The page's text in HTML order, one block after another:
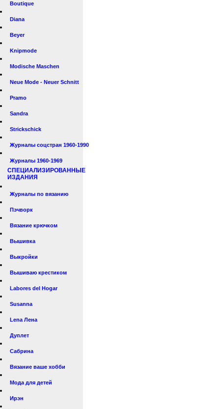
Boutique
Diana
Beyer
Knipmode
Modische Maschen
Neue Mode - Neuer Schnitt
Pramo
Sandra
Strickschick
Журналы соцстран 1960-1990
Журналы 1960-1969
СПЕЦИАЛИЗИРОВАННЫЕ
ИЗДАНИЯ
Журналы по вязанию
Пэчворк
Вязание крючком
Вышивка
Выкройки
Вышиваю крестиком
Labores del Hogar
Susanna
Lena Лена
Дуплет
Сабрина
Вязание ваше хобби
Мода для детей
Ирэн